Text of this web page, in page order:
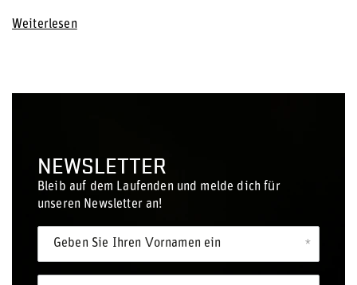
Weiterlesen
NEWSLETTER
Bleib auf dem Laufenden und melde dich für
unseren Newsletter an!
Geben Sie Ihren Vornamen ein